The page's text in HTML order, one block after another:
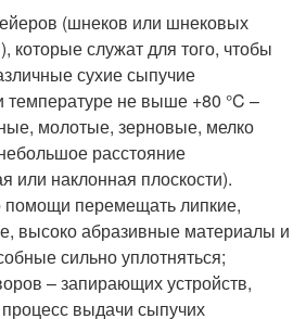
(шнеков или шнековых
которые служат для того, чтобы
сухие сыпучие
температуре не выше +80 °C –
молотые, зерновые, мелко
расстояние
или наклонная плоскости).
помощи перемещать липкие,
высоко абразивные материалы и
сильно уплотняться;
– запирающих устройств,
выдачи сыпучих